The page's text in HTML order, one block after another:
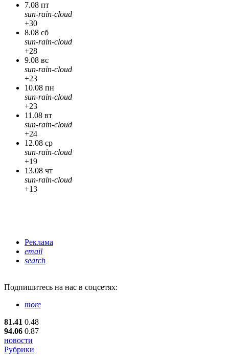
7.08 пт
sun-rain-cloud
+30
8.08 сб
sun-rain-cloud
+28
9.08 вс
sun-rain-cloud
+23
10.08 пн
sun-rain-cloud
+23
11.08 вт
sun-rain-cloud
+24
12.08 ср
sun-rain-cloud
+19
13.08 чт
sun-rain-cloud
+13
Реклама
email
search
Подпишитесь на нас в соцсетях:
more
81.41 0.48
94.06 0.87
новости
Рубрики